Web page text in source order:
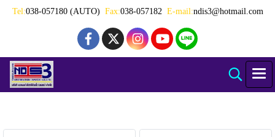
Tel:038-057180 (AUTO) Fax:038-057182 E-mail:ndis3@hotmail.com